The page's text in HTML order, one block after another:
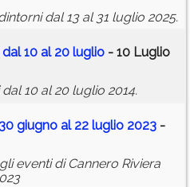
dal 13 al 31 luglio 2025.
10 al 20 luglio - 10 Luglio
10 al 20 luglio 2014.
giugno al 22 luglio 2023 -
eventi di Cannero Riviera